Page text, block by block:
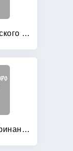
100% практического бюджетирования: Книга 6: Роль генерального директора в бюджетировании
170 вопросов финансисту: Российский финансовый рынок